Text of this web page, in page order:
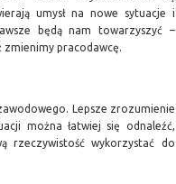
umysł na nowe sytuacje i
będą nam towarzyszyć –
zmienimy pracodawcę.
Lepsze zrozumienie
można łatwiej się odnaleźć,
rzeczywistość wykorzystać do